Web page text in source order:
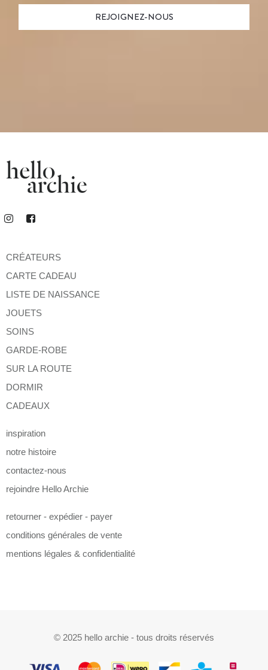
CRÉATEURS
CARTE CADEAU
LISTE DE NAISSANCE
JOUETS
SOINS
GARDE-ROBE
SUR LA ROUTE
DORMIR
CADEAUX
inspiration
notre histoire
contactez-nous
rejoindre Hello Archie
retourner - expédier - payer
conditions générales de vente
mentions légales & confidentialité
© 2025 hello archie - tous droits réservés